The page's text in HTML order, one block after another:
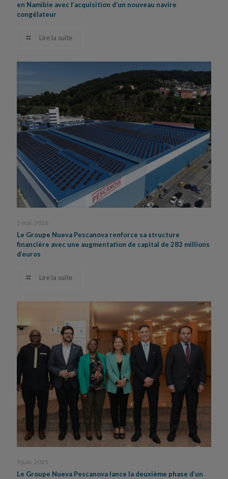
en Namibie avec l’acquisition d’un nouveau navire
congélateur
Lire la suite
5 mai, 2026
Le Groupe Nueva Pescanova renforce sa structure
financière avec une augmentation de capital de 283 millions
d’euros
Lire la suite
9 juin, 2025
Le Groupe Nueva Pescanova lance la deuxième phase d’un